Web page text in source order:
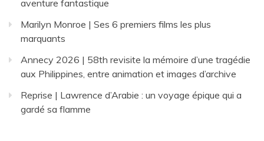
aventure fantastique
Marilyn Monroe | Ses 6 premiers films les plus
marquants
Annecy 2026 | 58th revisite la mémoire d’une tragédie
aux Philippines, entre animation et images d’archive
Reprise | Lawrence d’Arabie : un voyage épique qui a
gardé sa flamme